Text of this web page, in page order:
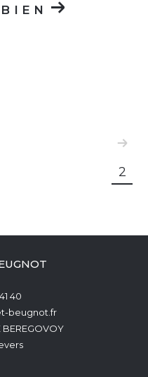
2
40
beugnot.fr
BEREGOVOY